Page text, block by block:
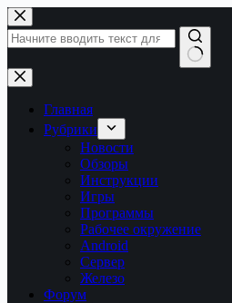
Перейти
к
сути
Ничего
не
найденоГлавная
Рубрики
Новости
Обзоры
Инструкции
Игры
Программы
Рабочее окружение
Android
Сервер
Железо
Форум